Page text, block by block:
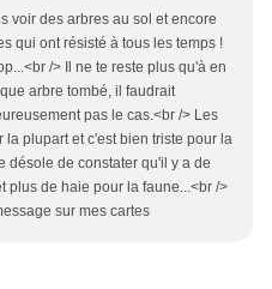
voir des arbres au sol et encore
qui ont résisté à tous les temps !
/> Il ne te reste plus qu'à en
arbre tombé, il faudrait
pas le cas.<br /> Les
la plupart et c'est bien triste pour la
désole de constater qu'il y a de
plus de haie pour la faune...<br />
sur mes cartes